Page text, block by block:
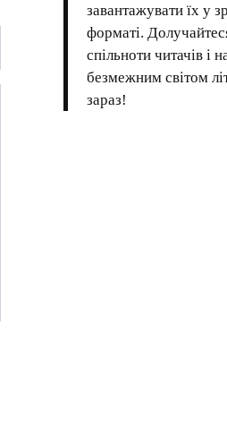
завантажувати їх у
форматі.
спільноти читачів і
безмежним світом
зараз!